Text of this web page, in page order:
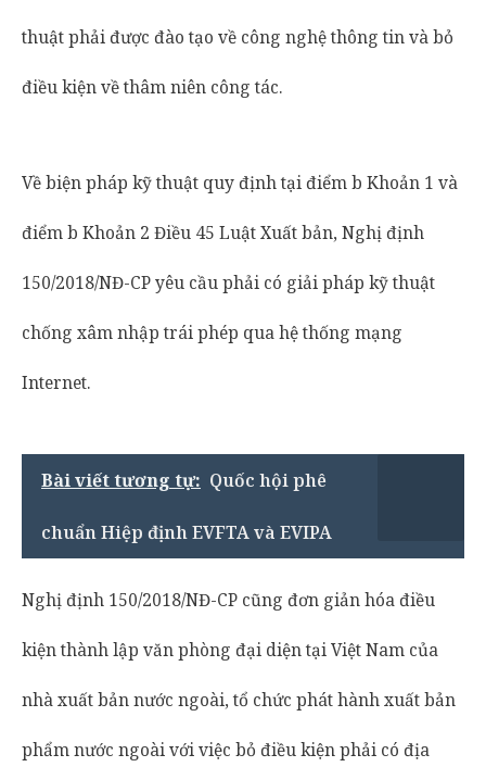
thuật phải được đào tạo về công nghệ thông tin và bỏ
điều kiện về thâm niên công tác.
Về biện pháp kỹ thuật quy định tại điểm b Khoản 1 và
điểm b Khoản 2 Điều 45 Luật Xuất bản, Nghị định
150/2018/NĐ-CP yêu cầu phải có giải pháp kỹ thuật
chống xâm nhập trái phép qua hệ thống mạng
Internet.
Bài viết tương tự: Quốc hội phê
chuẩn Hiệp định EVFTA và EVIPA
Nghị định 150/2018/NĐ-CP cũng đơn giản hóa điều
kiện thành lập văn phòng đại diện tại Việt Nam của
nhà xuất bản nước ngoài, tổ chức phát hành xuất bản
phẩm nước ngoài với việc bỏ điều kiện phải có địa